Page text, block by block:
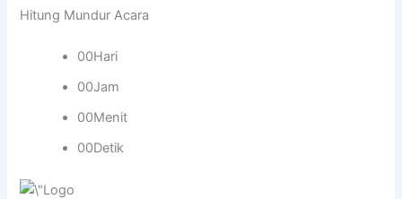
Hitung Mundur Acara
00Hari
00Jam
00Menit
00Detik